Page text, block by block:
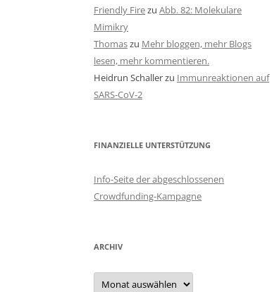
Friendly Firezu Abb. 82: Molekulare
Mimikry
Thomaszu Mehr bloggen, mehr Blogs
lesen, mehr kommentieren.
Heidrun Schallerzu Immunreaktionen auf
SARS-CoV-2
FINANZIELLE UNTERSTÜTZUNG
Info-Seite der abgeschlossenen
Crowdfunding-Kampagne
ARCHIV
Archiv